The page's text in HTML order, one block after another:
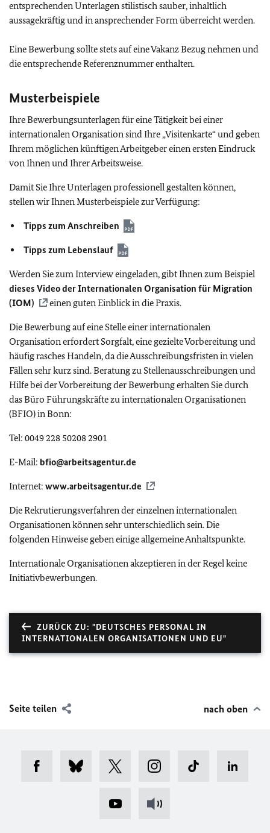
entsprechenden Unterlagen stilistisch sauber, inhaltlich
aussagekräftig und in ansprechender Form überreicht werden.
Eine Bewerbung sollte stets auf eine Vakanz Bezug nehmen und
die entsprechende Referenznummer enthalten.
Musterbeispiele
Ihre Bewerbungsunterlagen für eine Tätigkeit bei einer
internationalen Organisation sind Ihre „Visitenkarte“ und geben
Ihrem möglichen künftigen Arbeitgeber einen ersten Eindruck
von Ihnen und Ihrer Arbeitsweise.
Damit Sie Ihre Unterlagen professionell gestalten können,
stellen wir Ihnen Musterbeispiele zur Verfügung:
Tipps zum Anschreiben
Tipps zum Lebenslauf
Werden Sie zum Interview eingeladen, gibt Ihnen zum Beispiel
dieses Video der Internationalen Organisation für Migration
(IOM) einen guten Einblick in die Praxis.
Die Bewerbung auf eine Stelle einer internationalen
Organisation erfordert Sorgfalt, eine gezielte Vorbereitung und
häufig rasches Handeln, da die Ausschreibungsfristen in vielen
Fällen sehr kurz sind. Beratung zu Stellenausschreibungen und
Hilfe bei der Vorbereitung der Bewerbung erhalten Sie durch
das Büro Führungskräfte zu internationalen Organisationen
(BFIO) in Bonn:
Tel: 0049 228 50208 2901
E-Mail: bfio@arbeitsagentur.de
Internet: www.arbeitsagentur.de
Die Rekrutierungsverfahren der einzelnen internationalen
Organisationen können sehr unterschiedlich sein. Die
folgenden Hinweise geben einige allgemeine Anhaltspunkte.
Internationale Organisationen akzeptieren in der Regel keine
Initiativbewerbungen.
ZURÜCK ZU: "DEUTSCHES PERSONAL IN
INTERNATIONALEN ORGANISATIONEN UND EU"
Seite teilen nach oben